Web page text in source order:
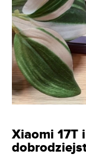
Xiaomi 17T